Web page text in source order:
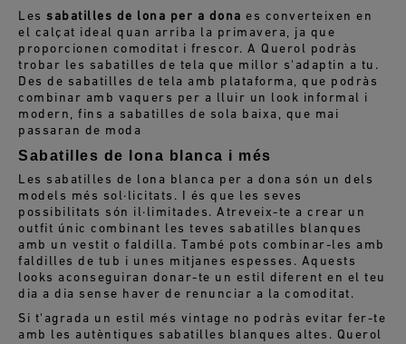
Les sabatilles de lona per a dona es converteixen en
el calçat ideal quan arriba la primavera, ja que
proporcionen comoditat i frescor. A Querol podràs
trobar les sabatilles de tela que millor s'adaptin a tu.
Des de sabatilles de tela amb plataforma, que podràs
combinar amb vaquers per a lluir un look informal i
modern , fins a sabatilles de sola baixa, que mai
passaran de moda
Sabatilles de lona blanca i més
Les sabatilles de lona blanca per a dona són un dels
models més sol·licitats. I és que les seves
possibilitats són il·limitades. Atreveix-te a crear un
outfit únic combinant les teves sabatilles blanques
amb un vestit o faldilla. També pots combinar-les amb
faldilles de tub i unes mitjanes espesses. Aquests
looks aconseguiran donar-te un estil diferent en el teu
dia a dia sense haver de renunciar a la comoditat.
Si t'agrada un estil més vintage no podràs evitar fer-te
amb les autèntiques sabatilles blanques altes. Querol